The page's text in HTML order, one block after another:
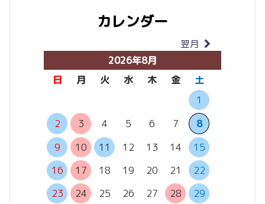
カレンダー
翌月
2026年8月
日
月 火 水 木 金
土
1
2
3 4 5 6 7
8
9
10 11 12 13 14
15
16
17 18 19 20 21
22
23
24 25 26 27 28
29